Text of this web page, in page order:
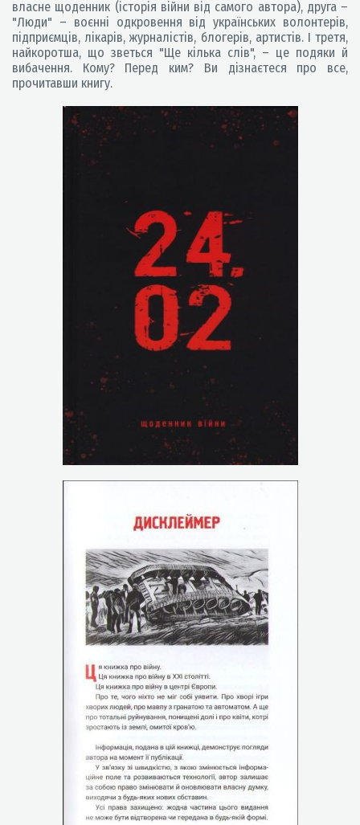
власне щоденник (історія війни від самого автора), друга –
"Люди" – воєнні одкровення від українських волонтерів,
підприємців, лікарів, журналістів, блогерів, артистів. І третя,
найкоротша, що зветься "Ще кілька слів", – це подяки й
вибачення. Кому? Перед ким? Ви дізнаєтеся про все,
прочитавши книгу.